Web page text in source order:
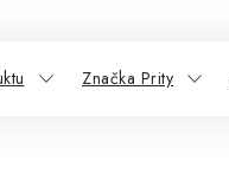
Značka Prity